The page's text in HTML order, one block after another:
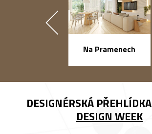
Na Pramenech
DESIGNÉRSKÁ PŘEHLÍDKA
DESIGN WEEK